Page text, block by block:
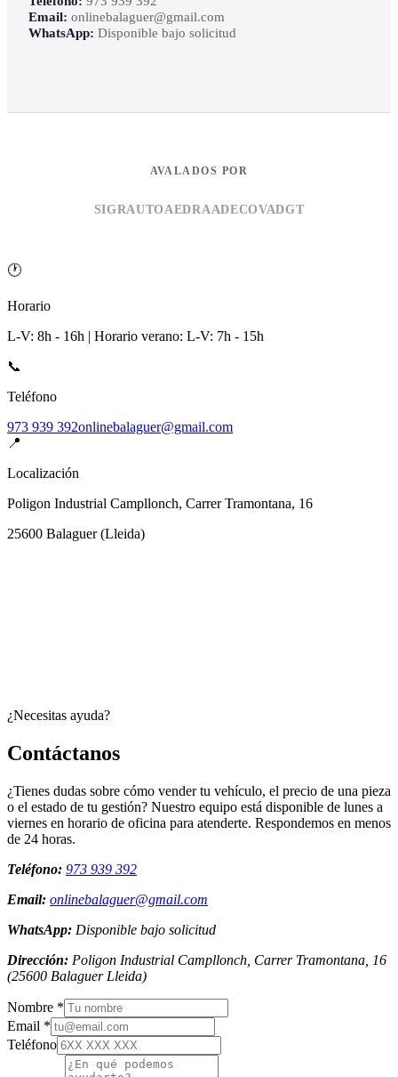
Email: onlinebalaguer@gmail.com
WhatsApp: Disponible bajo solicitud
AVALADOS POR
SIGRAUTOAEDRAADECOVADGT
🕐
Horario
L-V: 8h - 16h | Horario verano: L-V: 7h - 15h
📞
Teléfono
973 939 392onlinebalaguer@gmail.com
📍
Localización
Poligon Industrial Campllonch, Carrer Tramontana, 16
25600 Balaguer(Lleida)
¿Necesitas ayuda?
Contáctanos
¿Tienes dudas sobre cómo vender tu vehículo, el precio de una pieza
o el estado de tu gestión? Nuestro equipo está disponible de lunes a
viernes en horario de oficina para atenderte. Respondemos en menos
de 24 horas.
Teléfono: 973 939 392
Email: onlinebalaguer@gmail.com
WhatsApp: Disponible bajo solicitud
Dirección: Poligon Industrial Campllonch, Carrer Tramontana, 16
(25600 Balaguer Lleida)
Nombre *
Email *
Teléfono